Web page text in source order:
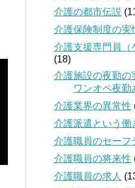
介護の都市伝説
介護保険制度の実
介護支援専門員（
(18)
介護施設の夜勤の
ワンオペ夜勤
介護業界の異常性
介護派遣という働
介護職員のセーフ
介護職員の将来性
介護職員の求人